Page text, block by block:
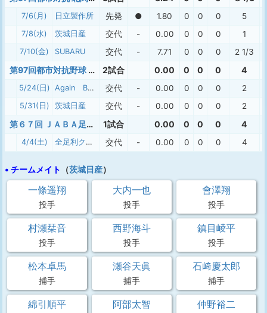
7/6(月) 日立製作所 先発 ● 1.80 0 0 0 5
7/8(水) 茨城日産 交代 - 0.00 0 0 0 1
7/10(金) SUBARU 交代 - 7.71 0 0 0 2 1/3
第97回都市対抗野球 茨城県大会 2試合 0.00 0 0 0 4
5/24(日) Again Baseball Club 交代 - 0.00 0 0 0 2
5/31(日) 茨城日産 交代 - 0.00 0 0 0 2
第６７回 ＪＡＢＡ足利市長杯大会 1試合 0.00 0 0 0 4
4/4(土) 全足利クラブ 交代 - 0.00 0 0 0 4
• チームメイト （茨城日産）
一條遥翔
投手
大内一也
投手
會澤翔
投手
村瀬栞音
投手
西野海斗
投手
鎮目崚平
投手
松本卓馬
捕手
瀬谷天眞
捕手
石﨑慶太郎
捕手
綿引順平 阿部太智 仲野裕二